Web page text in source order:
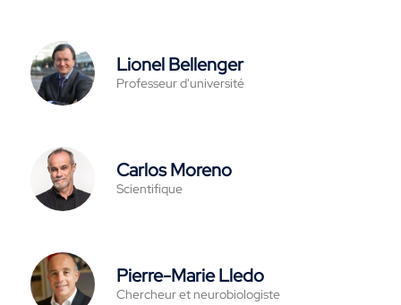
Lionel Bellenger
Professeur d'université
Carlos Moreno
Scientifique
Pierre-Marie Lledo
Chercheur et neurobiologiste